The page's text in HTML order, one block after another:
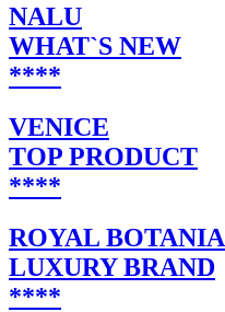
NALU
WHAT`S NEW
****
VENICE
TOP PRODUCT
****
ROYAL BOTANIA
LUXURY BRAND
****